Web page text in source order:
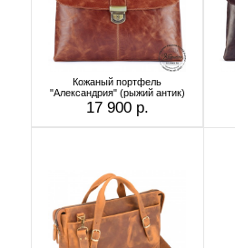
Кожаный портфель
"Александрия" (рыжий антик)
17 900 р.